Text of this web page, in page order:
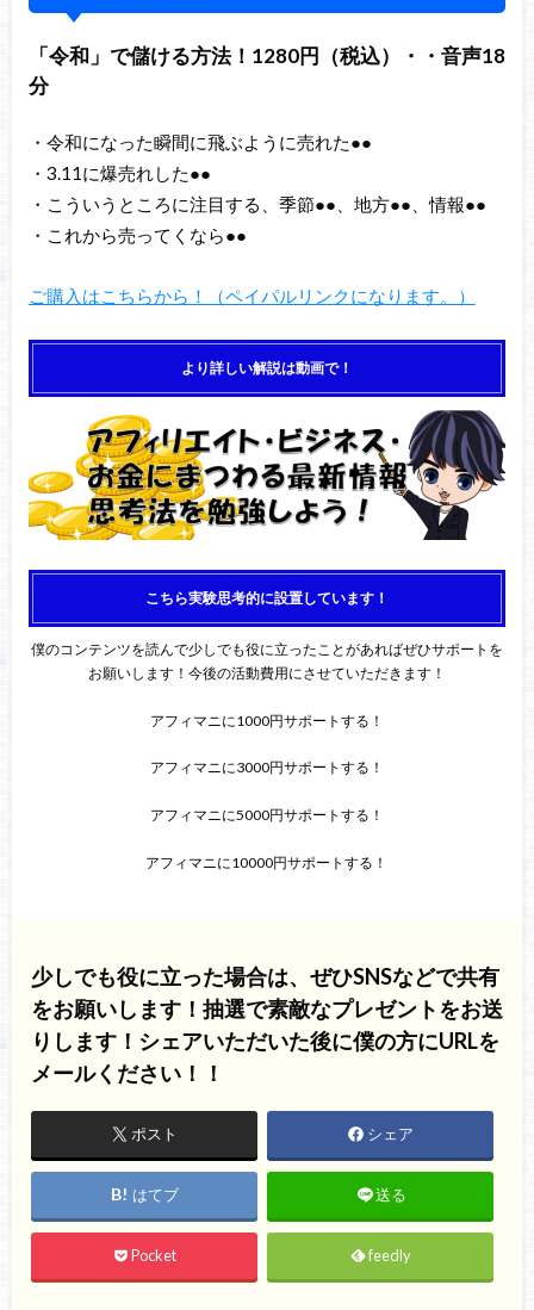
「令和」で儲ける方法！1280円（税込）・・音声18
分
・令和になった瞬間に飛ぶように売れた●●
・3.11に爆売れした●●
・こういうところに注目する、季節●●、地方●●、情報●●
・これから売ってくなら●●
ご購入はこちらから！（ペイパルリンクになります。）
より詳しい解説は動画で！
こちら実験思考的に設置しています！
僕のコンテンツを読んで少しでも役に立ったことがあればぜひサポートを
お願いします！今後の活動費用にさせていただきます！
アフィマニに1000円サポートする！
アフィマニに3000円サポートする！
アフィマニに5000円サポートする！
アフィマニに10000円サポートする！
少しでも役に立った場合は、ぜひSNSなどで共有
をお願いします！抽選で素敵なプレゼントをお送
りします！シェアいただいた後に僕の方にURLを
メールください！！
ポスト シェア
はてブ 送る
Pocket feedly